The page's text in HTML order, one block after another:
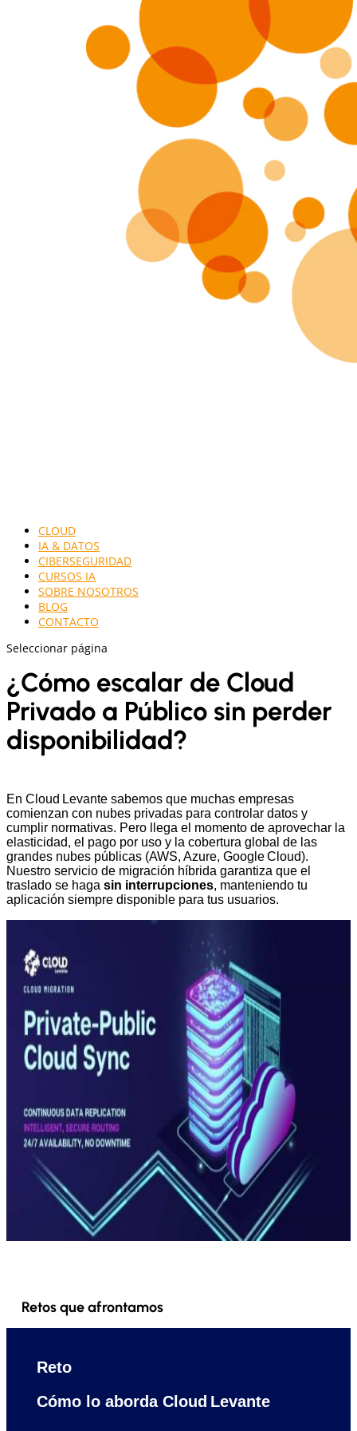
CLOUD
IA & DATOS
CIBERSEGURIDAD
CURSOS IA
SOBRE NOSOTROS
BLOG
CONTACTO
Seleccionar página
¿Cómo escalar de Cloud
Privado a Público sin perder
disponibilidad?
En Cloud Levante sabemos que muchas empresas
comienzan con nubes privadas para controlar datos y
cumplir normativas. Pero llega el momento de aprovechar la
elasticidad, el pago por uso y la cobertura global de las
grandes nubes públicas (AWS, Azure, Google Cloud).
Nuestro servicio de migración híbrida garantiza que el
traslado se haga sin interrupciones, manteniendo tu
aplicación siempre disponible para tus usuarios.
Retos que afrontamos
Reto
Cómo lo aborda Cloud Levante